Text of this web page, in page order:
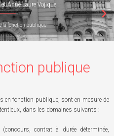
Anne-Laure Vojique
la fonction publique
publique
en fonction publique, sont en mesure de
dans les domaines suivants :
contrat à durée déterminée,